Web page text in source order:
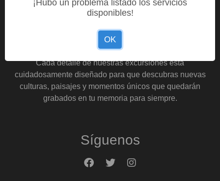
Sobre Nosotros
En Turbis, nos apasiona crear experiencias inolvidables
para nuestros pasajeros en cualquier destino del mundo.
Cada detalle de nuestras excursiones está
cuidadosamente diseñado para que descubras nuevas
culturas, paisajes y momentos únicos que quedarán
grabados en tu memoria para siempre.
Síguenos
¡Hubo un problema listado los servicios
disponibles!
OK